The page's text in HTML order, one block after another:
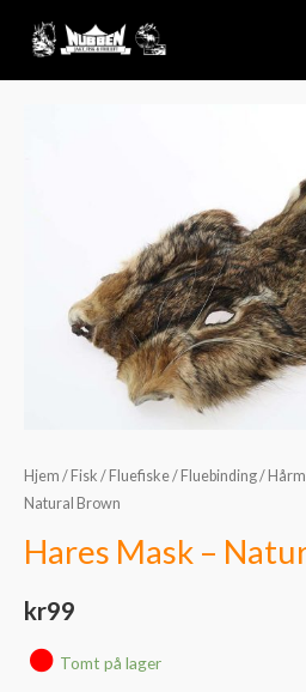
Hjem / Fisk / Fluefiske/ Fluebinding/
Natural Brown
Hares Mask –
kr99
Tomt på lager